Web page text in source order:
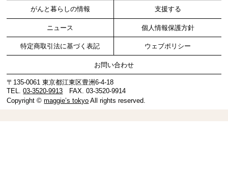
がんと暮らしの情報 支援する
ニュース 個人情報保護方針
特定商取引法に基づく表記 ウェブポリシー
お問い合わせ
〒135-0061 東京都江東区豊洲6-4-18
TEL.03-3520-9913 FAX. 03-3520-9914
Copyright ©maggie’s tokyo All rights reserved.